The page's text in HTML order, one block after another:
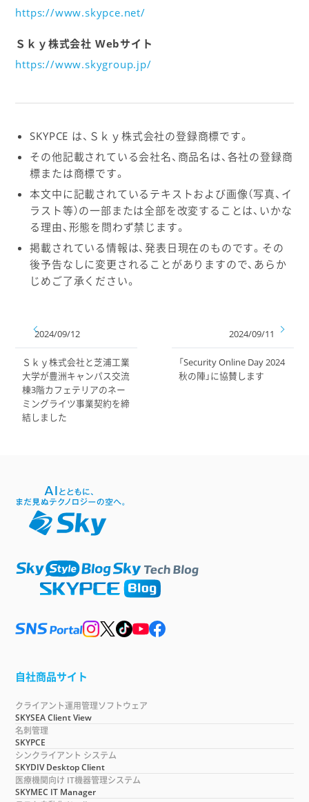
https://www.skypce.net/
Ｓｋｙ株式会社 Webサイト
https://www.skygroup.jp/
SKYPCE は、Ｓｋｙ株式会社の登録商標です。
その他記載されている会社名、商品名は、各社の登録商
標または商標です。
本文中に記載されているテキストおよび画像（写真、イ
ラスト等）の一部または全部を改変することは、いかな
る理由、形態を問わず禁じます。
掲載されている情報は、発表日現在のものです。その
後予告なしに変更されることがありますので、あらか
じめご了承ください。
2024/09/12
Ｓｋｙ株式会社と芝浦工業
大学が豊洲キャンパス交流
棟3階カフェテリアのネー
ミングライツ事業契約を締
結しました
2024/09/11
「Security Online Day 2024
秋の陣」に協賛します
自社商品サイト
クライアント運用管理ソフトウェア
SKYSEA Client View
名刺管理
SKYPCE
シンクライアント システム
SKYDIV Desktop Client
医療機関向け IT機器管理システム
SKYMEC IT Manager